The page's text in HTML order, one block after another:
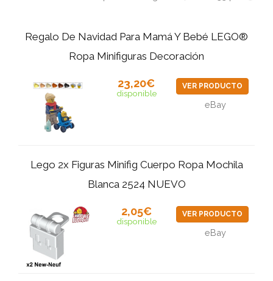
Regalo De Navidad Para Mamá Y Bebé LEGO®
Ropa Minifiguras Decoración
23,20€
disponible
VER PRODUCTO
eBay
Lego 2x Figuras Minifig Cuerpo Ropa Mochila
Blanca 2524 NUEVO
2,05€
disponible
VER PRODUCTO
eBay